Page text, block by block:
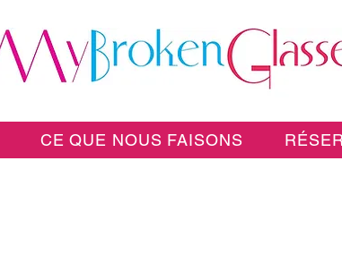
CE QUE NOUS FAISONS